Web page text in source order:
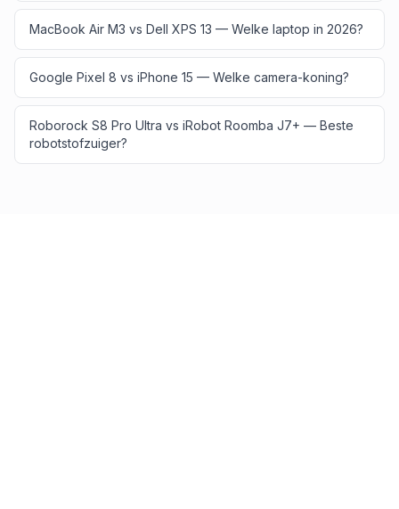
MacBook Air M3 vs Dell XPS 13 — Welke laptop in 2026?
Google Pixel 8 vs iPhone 15 — Welke camera-koning?
Roborock S8 Pro Ultra vs iRobot Roomba J7+ — Beste
robotstofzuiger?